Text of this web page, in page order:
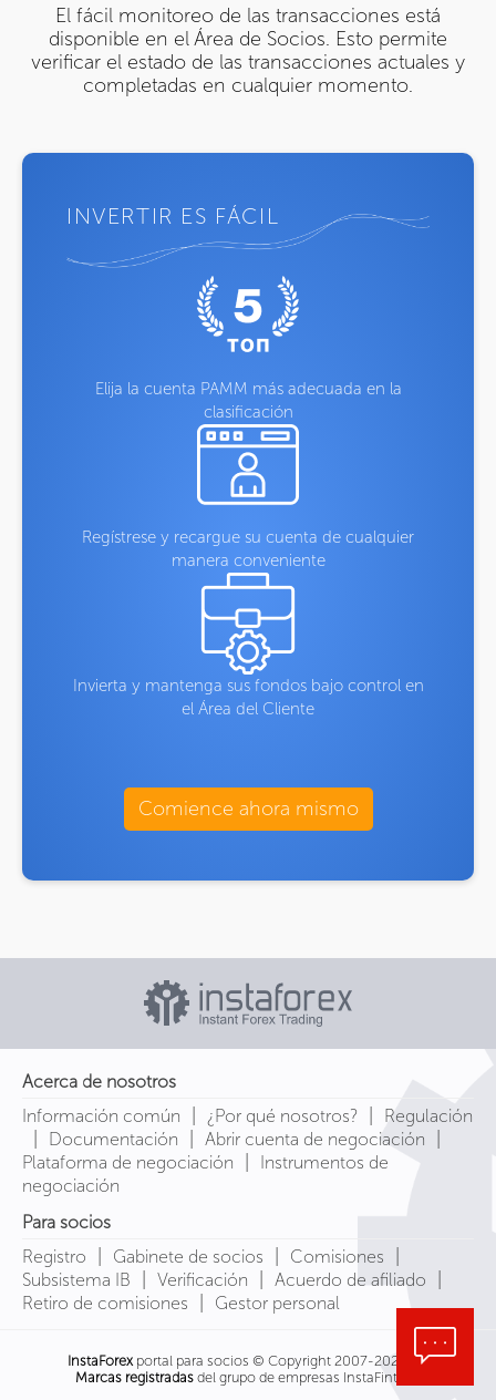
El fácil monitoreo de las transacciones está
disponible en el Área de Socios. Esto permite
verificar el estado de las transacciones actuales y
completadas en cualquier momento.
INVERTIR ES FÁCIL
Elija la cuenta PAMM más adecuada en la
clasificación
Regístrese y recargue su cuenta de cualquier
manera conveniente
Invierta y mantenga sus fondos bajo control en
el Área del Cliente
Comience ahora mismo
Acerca de nosotros
Información común
¿Por qué nosotros? Regulación
Documentación Abrir cuenta de negociación
Plataforma de negociación
Instrumentos de
negociación
Para socios
Registro
Gabinete de socios Comisiones
Subsistema IB Verificación Acuerdo de afiliado
Retiro de comisiones Gestor personal
InstaForexportal para socios © Copyright 2007-2026
Marcas registradasdel grupo de empresas InstaFintech